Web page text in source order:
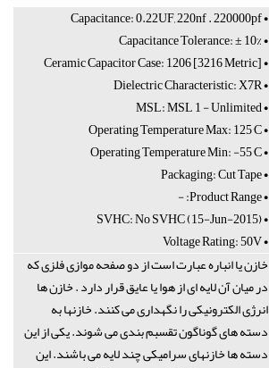
• Capacitance: 0.22UF, 220nf . 220000pf
• Capacitance Tolerance: ± 10%
• Ceramic Capacitor Case: 1206 [3216 Metric]
• Dielectric Characteristic: X7R
• MSL: MSL 1 - Unlimited
• Operating Temperature Max: 125°C
• Operating Temperature Min: -55°C
• Packaging: Cut Tape
• Product Range: -
• SVHC: No SVHC (15-Jun-2015)
• Voltage Rating: 50V
خازن یا انباره عبارت است از دو صفحه موازی فلزی که
در میان آن لایه ای از هوا یا عایق قرار دارد . خازن ها
انرژی الکترونیکی را نگهداری می کنند. خازنها به
دسته های گوناگون تقسبم بندی می شوند. یکی از این
دسته ها خازنهای سرامیکی چند لایه می باشند. این